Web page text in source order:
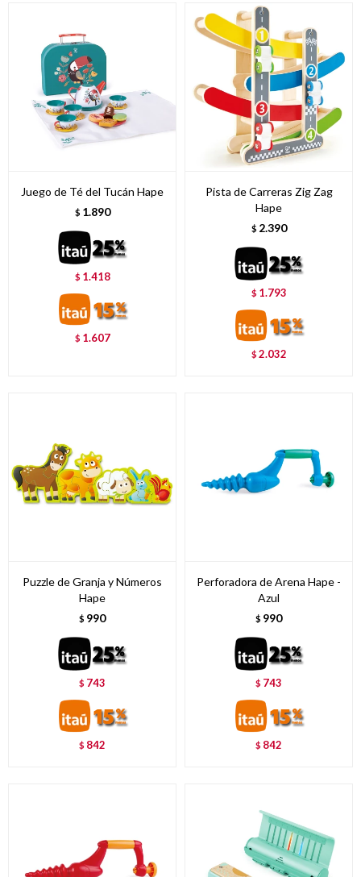
Juego de Té del Tucán Hape
$ 1.890
$ 1.418
$ 1.607
Pista de Carreras Zig Zag
Hape
$ 2.390
$ 1.793
$2.032
Puzzle de Granja y Números
Hape
$ 990
$ 743
$ 842
Perforadora de Arena Hape -
Azul
$ 990
$ 743
$ 842